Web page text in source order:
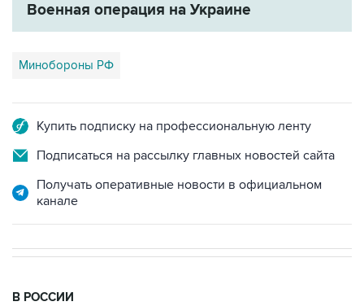
Военная операция на Украине
Минобороны РФ
Купить подписку на профессиональную ленту
Подписаться на рассылку главных новостей сайта
Получать оперативные новости в официальном
канале
В РОССИИ